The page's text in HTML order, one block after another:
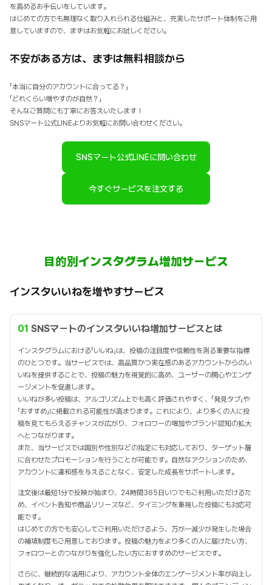
を高めるお手伝いをしています。
はじめての方でも無理なく取り入れられる仕組みと、充実したサポート体制をご用
意していますので、まずはお気軽にお試しください。
不安がある方は、まずは無料相談から
「本当に自分のアカウントに合ってる？」
「どれくらい増やすのが自然？」
そんなご質問にも丁寧にお答えいたします！
SNSマート公式LINEよりお気軽にお問い合わせください。
SNSマート公式LINEに問い合わせ
今すぐサービスを注文する
目的別インスタグラム増加サービス
インスタいいねを増やすサービス
01 SNSマートのインスタいいね増加サービスとは
インスタグラムにおける「いいね」は、投稿の注目度や信頼性を測る重要な指標
のひとつです。当サービスでは、高品質かつ実在感のあるアカウントからのい
いねを提供することで、投稿の魅力を視覚的に高め、ユーザーの関心やエンゲ
ージメントを促進します。
いいねが多い投稿は、アルゴリズム上でも高く評価されやすく、「発見タブ」や
「おすすめ」に掲載される可能性が高まります。これにより、より多くの人に投
稿を見てもらえるチャンスが広がり、フォロワーの増加やブランド認知の拡大
へとつながります。
また、当サービスでは国別や性別などの指定にも対応しており、ターゲット層
に合わせたプロモーションを行うことが可能です。自然なアクションのため、
アカウントに違和感を与えることなく、安定した成長をサポートします。
注文後は最短1分で反映が始まり、24時間365日いつでもご利用いただけるた
め、イベント告知や商品リリースなど、タイミングを重視した投稿にも対応可
能です。
はじめての方でも安心してご利用いただけるよう、万が一減少が発生した場合
の補填制度もご用意しております。投稿の魅力をより多くの人に届けたい方、
フォロワーとのつながりを強化したい方におすすめのサービスです。
さらに、継続的な活用により、アカウント全体のエンゲージメント率が向上し